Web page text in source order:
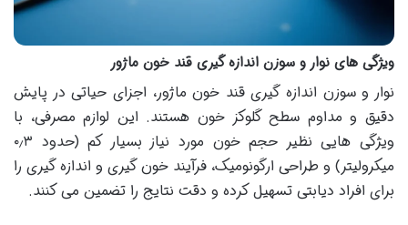
ویژگی های نوار و سوزن اندازه گیری قند خون ماژور
نوار و سوزن اندازه گیری قند خون ماژور، اجزای حیاتی در پایش
دقیق و مداوم سطح گلوکز خون هستند. این لوازم مصرفی، با
ویژگی هایی نظیر حجم خون مورد نیاز بسیار کم (حدود ۰٫۳
میکرولیتر) و طراحی ارگونومیک، فرآیند خون گیری و اندازه گیری را
برای افراد دیابتی تسهیل کرده و دقت نتایج را تضمین می کنند.